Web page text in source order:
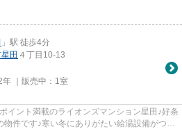
」駅 徒歩4分
星田 ４丁目10-13
｜販売中： 1室
イント満載のライオンズマンション星田♪好条
件です♪寒い冬にありがたい給湯設備がつい